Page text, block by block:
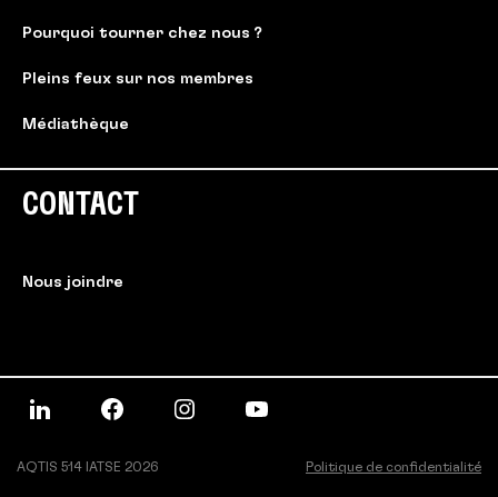
Pourquoi tourner chez nous ?
Pleins feux sur nos membres
Médiathèque
CONTACT
Nous joindre
AQTIS 514 IATSE 2026 Politique de confidentialité